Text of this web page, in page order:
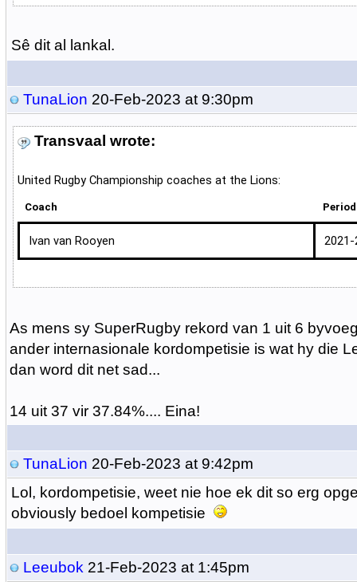
Sê dit al lankal.
TunaLion 20-Feb-2023 at 9:30pm
Transvaal wrote:
United Rugby Championship coaches at the Lions:
Coach Period
Ivan van Rooyen 2021-
As mens sy SuperRugby rekord van 1 uit 6
ander internasionale kordompetisie is wat hy die
dan word dit net sad...
14 uit 37 vir 37.84%.... Eina!
TunaLion 20-Feb-2023 at 9:42pm
Lol, kordompetisie, weet nie hoe ek dit so erg
obviously bedoel kompetisie
Leeubok 21-Feb-2023 at 1:45pm